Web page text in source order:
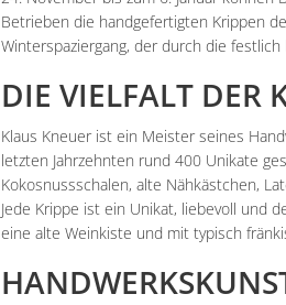
Betrieben die handgefertigten Krippen
Winterspaziergang, der durch die
DIE VIELFALT DER
Klaus Kneuer ist ein Meister seines
letzten Jahrzehnten rund 400 Unikate
Kokosnussschalen, alte Nähkästchen,
Jede Krippe ist ein Unikat, liebevoll und
eine alte Weinkiste und mit typisch